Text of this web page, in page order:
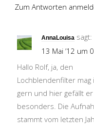
Zum Antworten
AnnaLouisa sagt:
13 Mai ’12 um
Hallo Rolf, ja, den
Lochblendenfilter mag
gern und hier gefällt
besonders. Die
stammt vom letzten